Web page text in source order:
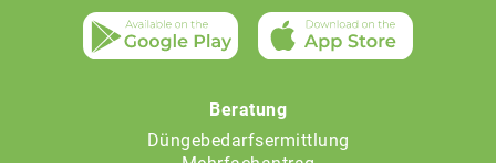
Beratung
Düngebedarfsermittlung